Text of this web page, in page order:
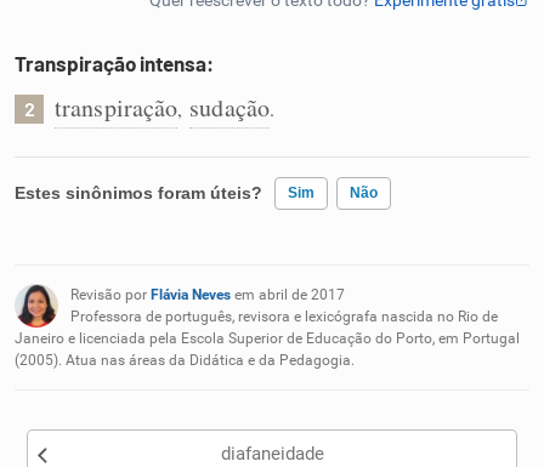
Caça-palavras
Dicionário
Sinônimos
Transpiração intensa:
2 transpiração, sudação.
Estes sinônimos foram úteis? Sim Não
Nenhum dos sinônimos apresentados me ajudou
Outro
Revisão por Flávia Neves em abril de 2017
Professora de português, revisora e lexicógrafa nascida no Rio de
Janeiro e licenciada pela Escola Superior de Educação do Porto, em Portugal
(2005). Atua nas áreas da Didática e da Pedagogia.
diafaneidade